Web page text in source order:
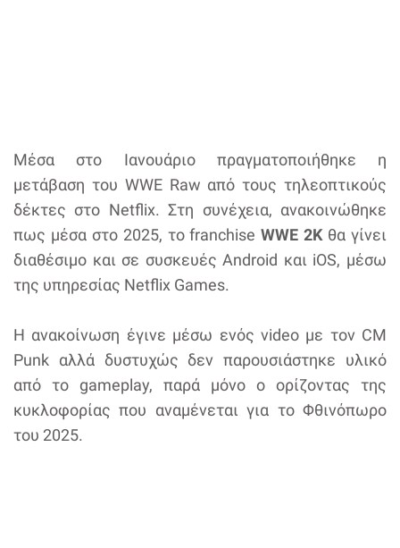
Μέσα στο Ιανουάριο πραγματοποιήθηκε η
μετάβαση του WWE Raw από τους τηλεοπτικούς
δέκτες στο Netflix. Στη συνέχεια, ανακοινώθηκε
πως μέσα στο 2025, το franchiseWWE 2K θα γίνει
διαθέσιμο και σε συσκευές Android και iOS, μέσω
της υπηρεσίας Netflix Games.
Η ανακοίνωση έγινε μέσω ενός video με τον CM
Punk αλλά δυστυχώς δεν παρουσιάστηκε υλικό
από το gameplay, παρά μόνο o ορίζοντας της
κυκλοφορίας που αναμένεται για το Φθινόπωρο
του 2025.